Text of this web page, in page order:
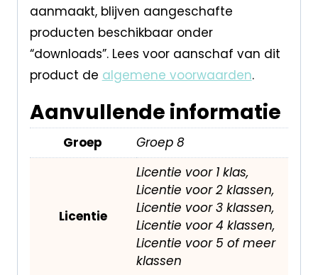
aanmaakt, blijven aangeschafte
producten beschikbaar onder
“downloads”. Lees voor aanschaf van dit
product de algemene voorwaarden.
Aanvullende informatie
Groep Groep 8
Licentie
Licentie voor 1 klas,
Licentie voor 2 klassen,
Licentie voor 3 klassen,
Licentie voor 4 klassen,
Licentie voor 5 of meer
klassen